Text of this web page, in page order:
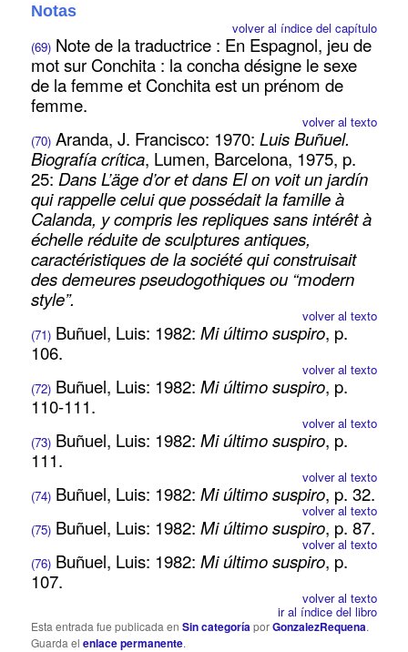
Notas
volver al índice del capítulo
(69) Note de la traductrice : En Espagnol, jeu de
mot sur Conchita : la concha désigne le sexe
de la femme et Conchita est un prénom de
femme.
volver al texto
(70) Aranda, J. Francisco: 1970:Luis Buñuel.
Biografía crítica, Lumen, Barcelona, 1975, p.
25: Dans L’äge d’or et dans El on voit un jardín
qui rappelle celui que possédait la famille à
Calanda, y compris les repliques sans intérêt à
échelle réduite de sculptures antiques,
caractéristiques de la société qui construisait
des demeures pseudogothiques ou “modern
style”.
volver al texto
(71) Buñuel, Luis: 1982:Mi último suspiro, p.
106.
volver al texto
(72) Buñuel, Luis: 1982:Mi último suspiro, p.
110-111.
volver al texto
(73) Buñuel, Luis: 1982:Mi último suspiro, p.
111.
volver al texto
(74) Buñuel, Luis: 1982:Mi último suspiro, p. 32.
volver al texto
(75) Buñuel, Luis: 1982:Mi último suspiro, p. 87.
volver al texto
(76) Buñuel, Luis: 1982:Mi último suspiro, p.
107.
volver al texto
ir al índice del libro
Esta entrada fue publicada enSin categoría porGonzalezRequena.
Guarda elenlace permanente.